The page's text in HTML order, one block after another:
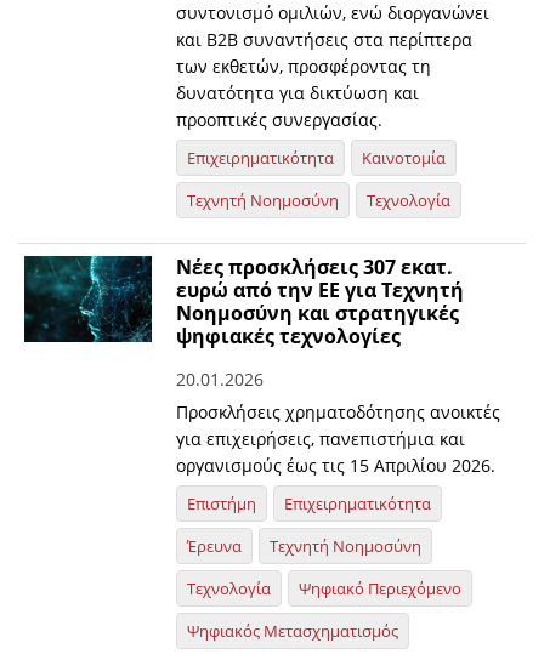
συντονισμό ομιλιών, ενώ διοργανώνει
και Β2Β συναντήσεις στα περίπτερα
των εκθετών, προσφέροντας τη
δυνατότητα για δικτύωση και
προοπτικές συνεργασίας.
Επιχειρηματικότητα
Καινοτομία
Τεχνητή Νοημοσύνη
Τεχνολογία
Νέες προσκλήσεις 307 εκατ.
ευρώ από την ΕΕ για Τεχνητή
Νοημοσύνη και στρατηγικές
ψηφιακές τεχνολογίες
20.01.2026
Προσκλήσεις χρηματοδότησης ανοικτές
για επιχειρήσεις, πανεπιστήμια και
οργανισμούς έως τις 15 Απριλίου 2026.
Επιστήμη
Επιχειρηματικότητα
Έρευνα
Τεχνητή Νοημοσύνη
Τεχνολογία
Ψηφιακό Περιεχόμενο
Ψηφιακός Μετασχηματισμός